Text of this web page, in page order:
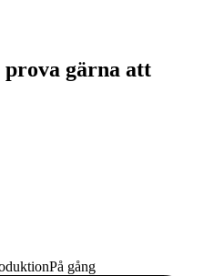
gärna att
På gång